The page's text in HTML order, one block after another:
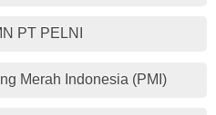
PT PELNI
Merah Indonesia (PMI)